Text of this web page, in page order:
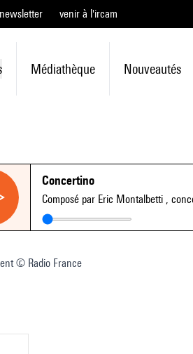
newsletter venir à l'ircam
Médiathèque Nouveautés
Concertino
Composé par Eric Montalbetti ,
© Radio France